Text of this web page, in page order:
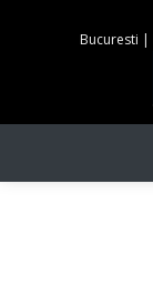
Bucuresti |